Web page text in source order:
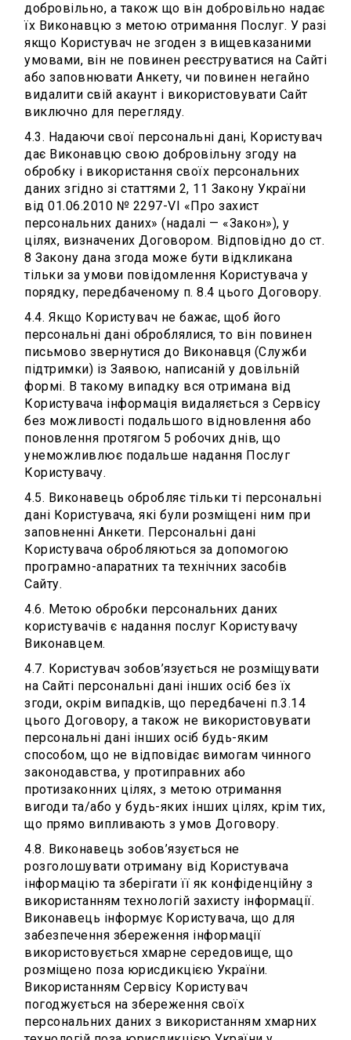
добровільно, а також що він добровільно надає
їх Виконавцю з метою отримання Послуг. У разі
якщо Користувач не згоден з вищевказаними
умовами, він не повинен реєструватися на Сайті
або заповнювати Анкету, чи повинен негайно
видалити свій акаунт і використовувати Сайт
виключно для перегляду.
4.3. Надаючи свої персональні дані, Користувач
дає Виконавцю свою добровільну згоду на
обробку і використання своїх персональних
даних згідно зі статтями 2, 11 Закону України
від 01.06.2010 № 2297-VI «Про захист
персональних даних» (надалі — «Закон»), у
цілях, визначених Договором. Відповідно до ст.
8 Закону дана згода може бути відкликана
тільки за умови повідомлення Користувача у
порядку, передбаченому п. 8.4 цього Договору.
4.4. Якщо Користувач не бажає, щоб його
персональні дані оброблялися, то він повинен
письмово звернутися до Виконавця (Служби
підтримки) із Заявою, написаній у довільній
формі. В такому випадку вся отримана від
Користувача інформація видаляється з Сервісу
без можливості подальшого відновлення або
поновлення протягом 5 робочих днів, що
унеможливлює подальше надання Послуг
Користувачу.
4.5. Виконавець обробляє тільки ті персональні
дані Користувача, які були розміщені ним при
заповненні Анкети. Персональні дані
Користувача обробляються за допомогою
програмно-апаратних та технічних засобів
Сайту.
4.6. Метою обробки персональних даних
користувачів є надання послуг Користувачу
Виконавцем.
4.7. Користувач зобов’язується не розміщувати
на Сайті персональні дані інших осіб без їх
згоди, окрім випадків, що передбачені п.3.14
цього Договору, а також не використовувати
персональні дані інших осіб будь-яким
способом, що не відповідає вимогам чинного
законодавства, у протиправних або
протизаконних цілях, з метою отримання
вигоди та/або у будь-яких інших цілях, крім тих,
що прямо випливають з умов Договору.
4.8. Виконавець зобов’язується не
розголошувати отриману від Користувача
інформацію та зберігати її як конфіденційну з
використанням технологій захисту інформації.
Виконавець інформує Користувача, що для
забезпечення збереження інформації
використовується хмарне середовище, що
розміщено поза юрисдикцією України.
Використанням Сервісу Користувач
погоджується на збереження своїх
персональних даних з використанням хмарних